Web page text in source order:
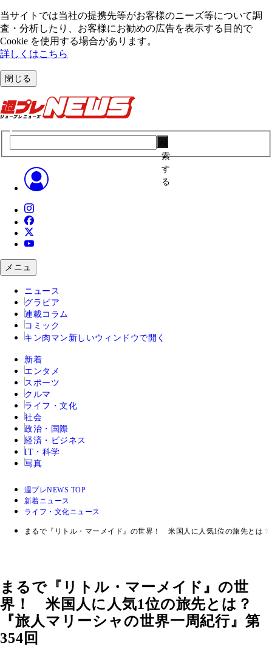
当サイトでは当社の提携先等がお客様のニーズ等について調
査・分析したり、お客様にお勧めの広告を表⽰する⽬的で
Cookie を使⽤する場合があります。
詳しくはこちら
閉じる
索
す
る
メニュ
ニュース
グラビア
連載コラム
コミック
キン肉マン 新しいウィンドウで開く
新着
エンタメ
スポーツ
クルマ
ライフ・文化
社会
政治・国際
経済・ビジネス
IT・科学
写真
週プレNEWS TOP
新着ニュース
ライフ・文化ニュース
まるで『リトル・マーメイド』の世界！ 米国人に人気1位の旅先とは
まるで『リトル・マーメイド』の世
界！ 米国人に人気1位の旅先とは？
『旅人マリーシャの世界一周紀行』第
354回